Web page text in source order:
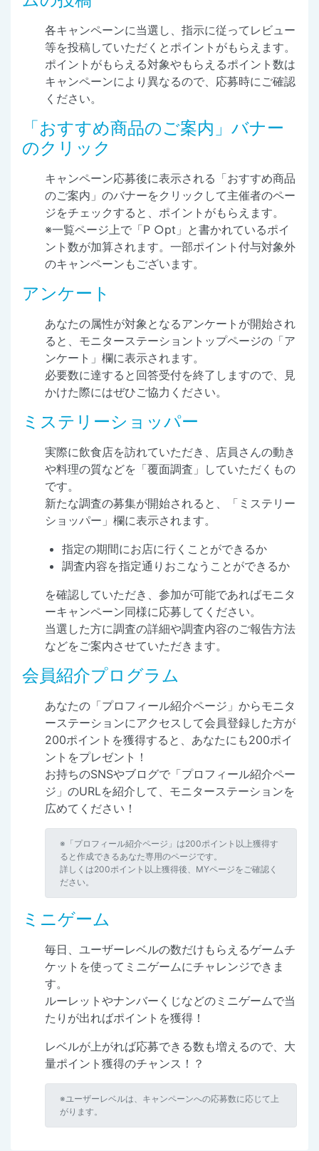
各キャンペーンに当選し、指示に従ってレビュー
等を投稿していただくとポイントがもらえます。
ポイントがもらえる対象やもらえるポイント数は
キャンペーンにより異なるので、応募時にご確認
ください。
「おすすめ商品のご案内」バナー
のクリック
キャンペーン応募後に表示される「おすすめ商品
のご案内」のバナーをクリックして主催者のペー
ジをチェックすると、ポイントがもらえます。
※一覧ページ上で「P ○pt」と書かれているポイ
ント数が加算されます。一部ポイント付与対象外
のキャンペーンもございます。
アンケート
あなたの属性が対象となるアンケートが開始され
ると、モニターステーショントップページの「ア
ンケート」欄に表示されます。
必要数に達すると回答受付を終了しますので、見
かけた際にはぜひご協力ください。
ミステリーショッパー
実際に飲食店を訪れていただき、店員さんの動き
や料理の質などを「覆面調査」していただくもの
です。
新たな調査の募集が開始されると、「ミステリー
ショッパー」欄に表示されます。
指定の期間にお店に行くことができるか
調査内容を指定通りおこなうことができるか
を確認していただき、参加が可能であればモニタ
ーキャンペーン同様に応募してください。
当選した方に調査の詳細や調査内容のご報告方法
などをご案内させていただきます。
会員紹介プログラム
あなたの「プロフィール紹介ページ」からモニタ
ーステーションにアクセスして会員登録した方が
200ポイントを獲得すると、あなたにも200ポイ
ントをプレゼント！
お持ちのSNSやブログで「プロフィール紹介ペー
ジ」のURLを紹介して、モニターステーションを
広めてください！
※「プロフィール紹介ページ」は200ポイント以上獲得す
ると作成できるあなた専用のページです。
詳しくは200ポイント以上獲得後、MYページをご確認く
ださい。
ミニゲーム
毎日、ユーザーレベルの数だけもらえるゲームチ
ケットを使ってミニゲームにチャレンジできま
す。
ルーレットやナンバーくじなどのミニゲームで当
たりが出ればポイントを獲得！
レベルが上がれば応募できる数も増えるので、大
量ポイント獲得のチャンス！？
※ユーザーレベルは、キャンペーンへの応募数に応じて上
がります。